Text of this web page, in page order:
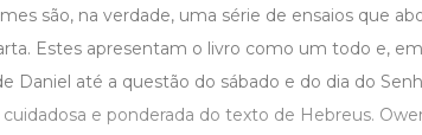
são, na verdade, uma série de ensaios que
Estes apresentam o livro como um todo e,
Daniel até a questão do sábado e do dia do
e ponderada do texto de Hebreus.